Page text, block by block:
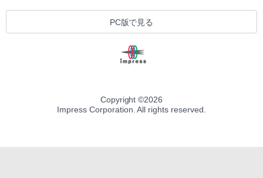
PC版で見る
Copyright ©2026
Impress Corporation. All rights reserved.